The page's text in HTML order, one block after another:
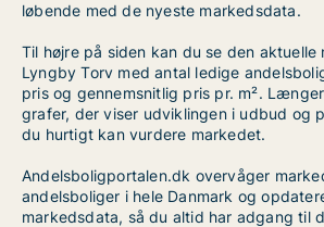
løbende med de nyeste markedsdata.
Til højre på siden kan du se den
Lyngby Torv med antal ledige
pris og gennemsnitlig pris pr. m².
grafer, der viser udviklingen i udbud og
du hurtigt kan vurdere markedet.
Andelsboligportalen.dk overvåger
andelsboliger i hele Danmark og
markedsdata, så du altid har adgang til